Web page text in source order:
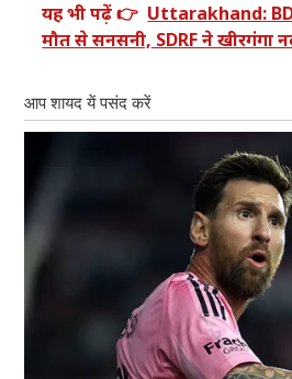
यह भी पढ़ें 👉 Uttarakhand:
मौत से सनसनी, SDRF ने खीरगंगा